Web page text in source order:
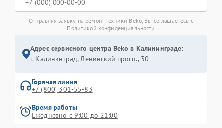
Отправляя заявку на ремонт техники Beko, Вы соглашаетесь с
Политикой конфиденциальности
Адрес сервисного центра Beko в Калининграде:
г. Калининград, Ленинский просп., 30
Горячая линия
+7 (800) 301-55-83
Время работы
Ежедневно с 9:00 до 21:00